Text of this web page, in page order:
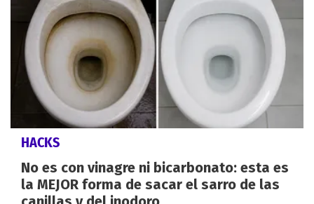
HACKS
No es con vinagre ni bicarbonato: esta es
la MEJOR forma de sacar el sarro de las